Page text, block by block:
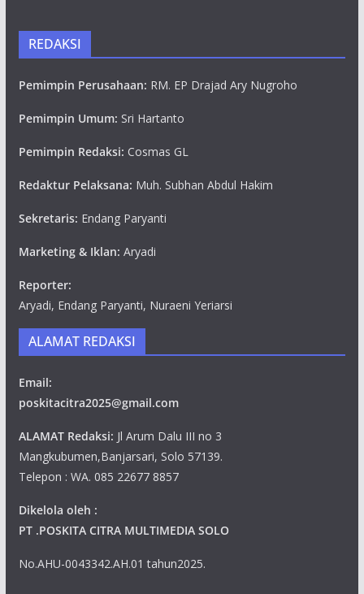
REDAKSI
Pemimpin Perusahaan: RM. EP Drajad Ary Nugroho
Pemimpin Umum: Sri Hartanto
Pemimpin Redaksi: Cosmas GL
Redaktur Pelaksana: Muh. Subhan Abdul Hakim
Sekretaris: Endang Paryanti
Marketing & Iklan: Aryadi
Reporter:
Aryadi, Endang Paryanti, Nuraeni Yeriarsi
ALAMAT REDAKSI
Email:
poskitacitra2025@gmail.com
ALAMAT Redaksi: Jl Arum Dalu III no 3
Mangkubumen,Banjarsari, Solo 57139.
Telepon : WA. 085 22677 8857
Dikelola oleh :
PT .POSKITA CITRA MULTIMEDIA SOLO
No.AHU-0043342.AH.01 tahun2025.